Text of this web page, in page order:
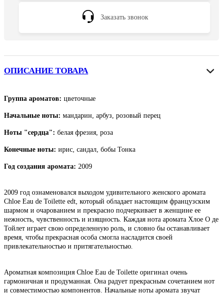
Заказать звонок
ОПИСАНИЕ ТОВАРА
Группа ароматов: цветочные
Начальные ноты: мандарин, арбуз, розовый перец
Ноты "сердца": белая фрезия, роза
Конечные ноты: ирис, сандал, бобы Тонка
Год создания аромата: 2009
2009 год ознаменовался выходом удивительного женского аромата
Chloe Eau de Toilette edt, который обладает настоящим французским
шармом и очарованием и прекрасно подчеркивает в женщине ее
нежность, чувственность и изящность. Каждая нота аромата Хлое О де
Тойлет играет свою определенную роль, и словно бы останавливает
время, чтобы прекрасная особа смогла насладится своей
привлекательностью и притягательностью.
Ароматная композиция Chloe Eau de Toilette оригинал очень
гармоничная и продуманная. Она радует прекрасным сочетанием нот
и совместимостью компонентов. Начальные ноты аромата звучат